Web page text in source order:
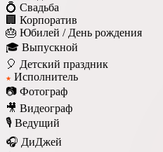
💍 Свадьба
🏢 Корпоратив
🎂 Юбилей / День рождения
🎓 Выпускной
🎈 Детский праздник
★ Исполнитель
📷 Фотограф
🎥 Видеограф
🎙️ Ведущий
🎧 ДиДжей